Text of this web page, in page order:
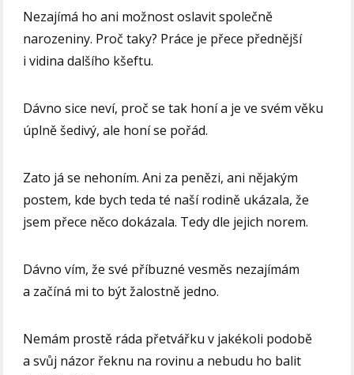
Nezajímá ho ani možnost oslavit společně
narozeniny. Proč taky? Práce je přece přednější
i vidina dalšího kšeftu.
Dávno sice neví, proč se tak honí a je ve svém věku
úplně šedivý, ale honí se pořád.
Zato já se nehoním. Ani za penězi, ani nějakým
postem, kde bych teda té naší rodině ukázala, že
jsem přece něco dokázala. Tedy dle jejich norem.
Dávno vím, že své příbuzné vesměs nezajímám
a začíná mi to být žalostně jedno.
Nemám prostě ráda přetvářku v jakékoli podobě
a svůj názor řeknu na rovinu a nebudu ho balit